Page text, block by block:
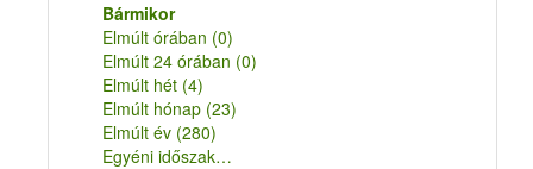
Bármikor
Elmúlt órában (0)
Elmúlt 24 órában (0)
Elmúlt hét (4)
Elmúlt hónap (23)
Elmúlt év (280)
Egyéni időszak…